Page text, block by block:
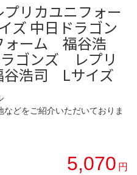
リカユニフォー
中日ドラゴン
ォーム 福谷浩
ゴンズ レプリ
浩司 Lサイズ
どをご紹介いただいておりま
5,070 円